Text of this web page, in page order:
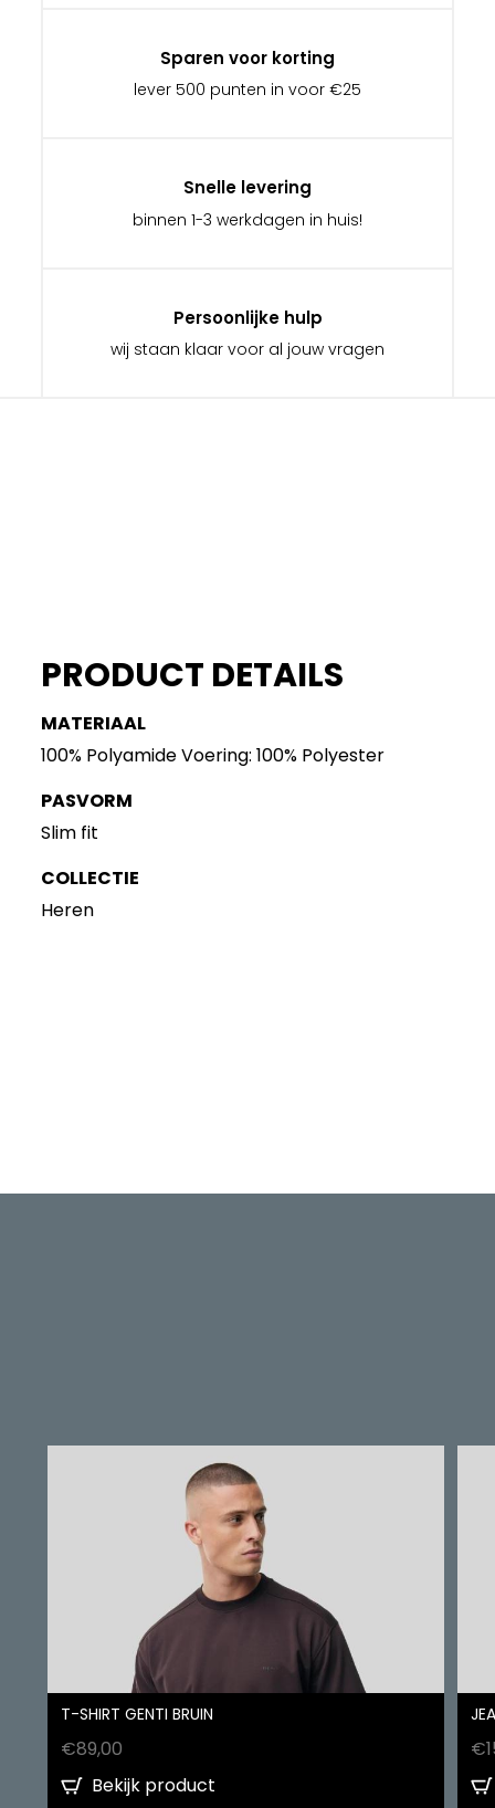
Sparen voor korting
lever 500 punten in voor €25
Snelle levering
binnen 1-3 werkdagen in huis!
Persoonlijke hulp
wij staan klaar voor al jouw vragen
PRODUCT DETAILS
MATERIAAL
100% Polyamide Voering: 100% Polyester
PASVORM
Slim fit
COLLECTIE
Heren
T-SHIRT GENTI BRUIN
€89,00
Bekijk product
€